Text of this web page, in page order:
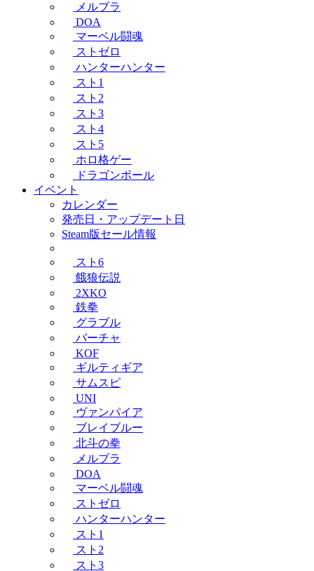
メルブラ
DOA
マーベル闘魂
ストゼロ
ハンターハンター
スト1
スト2
スト3
スト4
スト5
ホロ格ゲー
ドラゴンボール
イベント
カレンダー
発売日・アップデート日
Steam版セール情報
スト6
餓狼伝説
2XKO
鉄拳
グラブル
バーチャ
KOF
ギルティギア
サムスピ
UNI
ヴァンパイア
ブレイブルー
北斗の拳
メルブラ
DOA
マーベル闘魂
ストゼロ
ハンターハンター
スト1
スト2
スト3